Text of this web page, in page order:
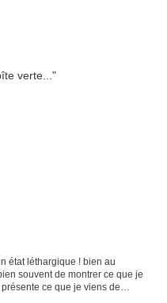
état léthargique ! bien au
souvent de montrer ce que je
ce que je viens de